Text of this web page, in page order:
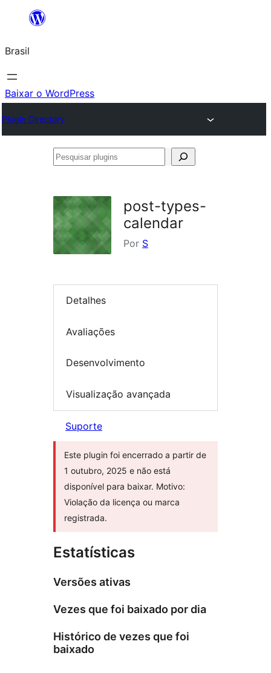
o
conteúdo
Brasil
Baixar o WordPress
Plugin Directory
Pesquisar
post-types-
calendar
Por S
Detalhes
Avaliações
Desenvolvimento
Visualização avançada
Suporte
Este plugin foi encerrado a partir de
1 outubro, 2025 e não está
disponível para baixar. Motivo:
Violação da licença ou marca
registrada.
Estatísticas
Versões ativas
Vezes que foi baixado por dia
Histórico de vezes que foi
baixado